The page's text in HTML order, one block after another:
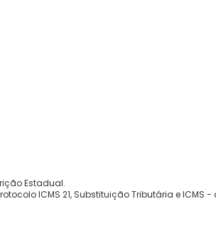
Estadual.
ICMS 21, Substituição Tributária e ICMS -